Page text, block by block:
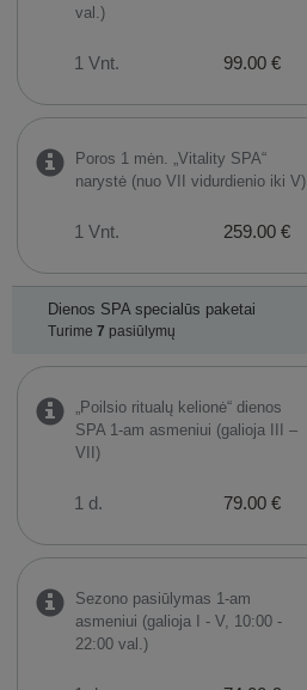
val.)
1 Vnt. 99.00 €
Poros 1 mėn. „Vitality SPA“
narystė (nuo VII vidurdienio iki V)
1 Vnt. 259.00 €
Dienos SPA specialūs paketai
Turime 7 pasiūlymų
„Poilsio ritualų kelionė“ dienos
SPA 1-am asmeniui (galioja III –
VII)
1 d. 79.00 €
Sezono pasiūlymas 1-am
asmeniui (galioja I - V, 10:00 -
22:00 val.)